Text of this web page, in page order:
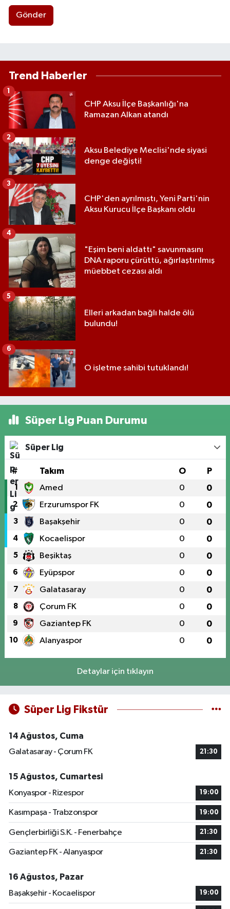
Gönder
Trend Haberler
CHP Aksu İlçe Başkanlığı'na
Ramazan Alkan atandı
1
Aksu Belediye Meclisi'nde siyasi
denge değişti!
2
CHP'den ayrılmıştı, Yeni Parti'nin
Aksu Kurucu İlçe Başkanı oldu
3
"Eşim beni aldattı" savunmasını
DNA raporu çürüttü, ağırlaştırılmış
müebbet cezası aldı
4
Elleri arkadan bağlı halde ölü
bulundu!
5
O işletme sahibi tutuklandı!
6
Süper Lig Puan Durumu
Süper Lig
# Takım O P
1 Amed 0 0
2 Erzurumspor FK 0 0
3 Başakşehir 0 0
4 Kocaelispor 0 0
5 Beşiktaş 0 0
6 Eyüpspor 0 0
7 Galatasaray 0 0
8 Çorum FK 0 0
9 Gaziantep FK 0 0
10 Alanyaspor 0 0
Detaylar için tıklayın
Süper Lig Fikstür
14 Ağustos, Cuma
Galatasaray - Çorum FK
21:30
15 Ağustos, Cumartesi
Konyaspor - Rizespor
19:00
Kasımpaşa - Trabzonspor 19:00
Gençlerbirliği S.K. - Fenerbahçe 21:30
Gaziantep FK - Alanyaspor 21:30
16 Ağustos, Pazar
Başakşehir - Kocaelispor
19:00